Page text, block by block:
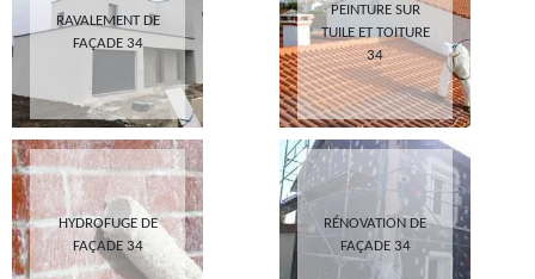
RAVALEMENT DE
FAÇADE 34
PEINTURE SUR
TUILE ET TOITURE
34
HYDROFUGE DE
FAÇADE 34
RÉNOVATION DE
FAÇADE 34